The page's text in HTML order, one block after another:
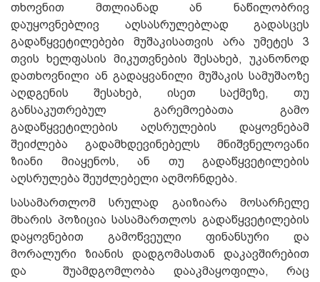
თხოვნით მთლიანად ან ნაწილობრივ
დაუყოვნებლივ აღსასრულებლად გადასცეს
გადაწყვეტილებები მუშაკისათვის არა უმეტეს 3
თვის ხელფასის მიკუთვნების შესახებ, უკანონოდ
დათხოვნილი ან გადაყვანილი მუშაკის სამუშაოზე
აღდგენის შესახებ, ისეთ საქმეზე, თუ
განსაკუთრებულ გარემოებათა გამო
გადაწყვეტილების აღსრულების დაყოვნებამ
შეიძლება გადამხდევინებელს მნიშვნელოვანი
ზიანი მიაყენოს, ან თუ გადაწყვეტილების
აღსრულება შეუძლებელი აღმოჩნდება.
სასამართლომ სრულად გაიზიარა მოსარჩელე
მხარის პოზიცია სასამართლოს გადაწყვეტილების
დაყოვნებით გამოწვეული ფინანსური და
მორალური ზიანის დადგომასთან დაკავშირებით
და შუამდგომლობა დააკმაყოფილა, რაც